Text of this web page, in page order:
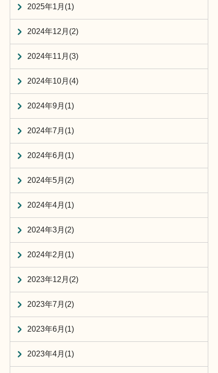
2025年1月(1)
2024年12月(2)
2024年11月(3)
2024年10月(4)
2024年9月(1)
2024年7月(1)
2024年6月(1)
2024年5月(2)
2024年4月(1)
2024年3月(2)
2024年2月(1)
2023年12月(2)
2023年7月(2)
2023年6月(1)
2023年4月(1)